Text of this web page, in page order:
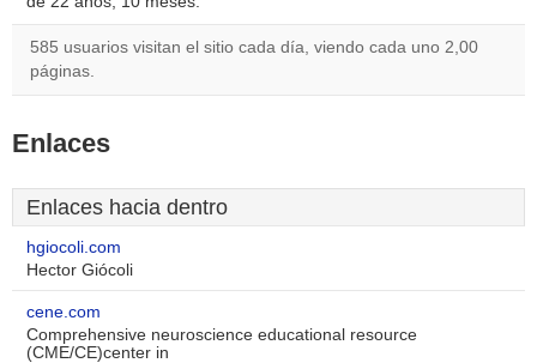
585 usuarios visitan el sitio cada día, viendo cada uno 2,00
páginas.
Enlaces
Enlaces hacia dentro
hgiocoli.com
Hector Giócoli
cene.com
Comprehensive neuroscience educational resource
(CME/CE)center in